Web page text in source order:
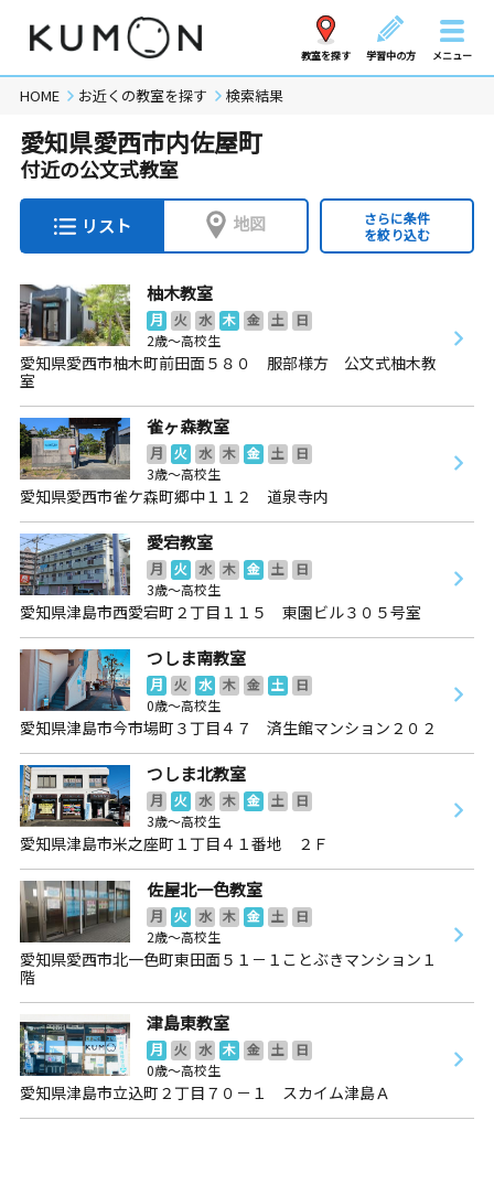
教室を探す 学習中の方 メニュー
HOME お近くの教室を探す 検索結果
愛知県愛西市内佐屋町
付近の公文式教室
リスト 地図
さらに条件
を絞り込む
柚木教室
月 火 水 木 金 土
日
2歳～高校生
愛知県愛西市柚木町前田面５８０ 服部様方 公文式柚木教
室
雀ヶ森教室
月 火 水 木 金 土
日
3歳～高校生
愛知県愛西市雀ケ森町郷中１１２ 道泉寺内
愛宕教室
月 火 水 木 金 土
日
3歳～高校生
愛知県津島市西愛宕町２丁目１１５ 東園ビル３０５号室
つしま南教室
月 火 水 木 金 土
日
0歳～高校生
愛知県津島市今市場町３丁目４７ 済生館マンション２０２
つしま北教室
月 火 水 木 金 土
日
3歳～高校生
愛知県津島市米之座町１丁目４１番地 ２Ｆ
佐屋北一色教室
月 火 水 木 金 土
日
2歳～高校生
愛知県愛西市北一色町東田面５１－１ことぶきマンション１
階
津島東教室
月 火 水 木 金 土
日
0歳～高校生
愛知県津島市立込町２丁目７０－１ スカイム津島Ａ